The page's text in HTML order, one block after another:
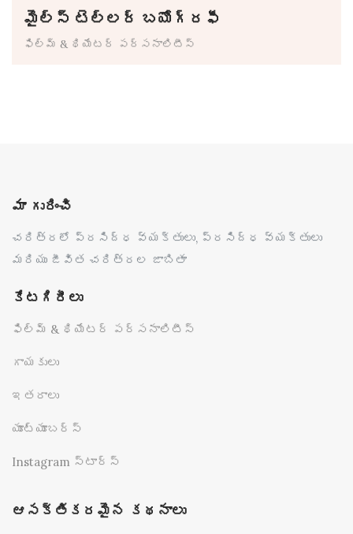
మైల్స్ టెల్లర్ బయోగ్రఫీ
ఫిల్మ్ & థియేటర్ పర్సనాలిటీస్
మా గురించి
చరిత్రలో ప్రసిద్ధ వ్యక్తులు, ప్రసిద్ధ వ్యక్తులు
మరియు జీవిత చరిత్రల జాబితా
కేటగిరీలు
ఫిల్మ్ & థియేటర్ పర్సనాలిటీస్
గాయకులు
ఇతరాలు
యూట్యూబర్స్
Instagram స్టార్స్
ఆసక్తికరమైన కథనాలు